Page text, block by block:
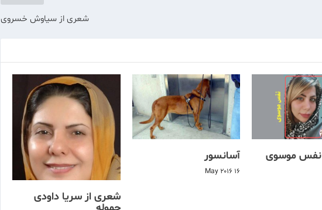
شعری از سیاوش خسروی
نفس موسوی آسانسور
16 May 2016
شعری از سریا داودی